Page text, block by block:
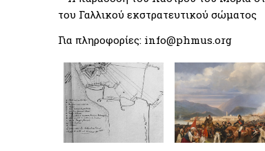
του Γαλλικού εκστρατευτικού σώματος
Για πληροφορίες: info@phmus.org